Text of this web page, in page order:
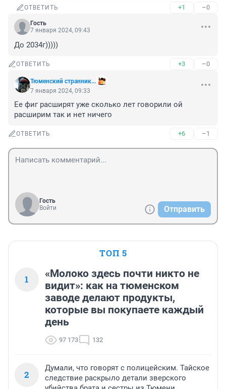
ОТВЕТИТЬ +1 –0
Гость
7 января 2024, 09:43
До 2034г)))))
ОТВЕТИТЬ +3 –0
Тюменский странник...
7 января 2024, 09:33
Ее фиг расширят уже сколько лет говорили ой
расширим так и нет ничего
ОТВЕТИТЬ +6 –1
Гость
Войти
Отправить
ТОП 5
1
«Молоко здесь почти никто не
видит»: как на тюменском
заводе делают продукты,
которые вы покупаете каждый
день
97 173 132
2
Думали, что говорят с полицейским. Тайское
следствие раскрыло детали зверского